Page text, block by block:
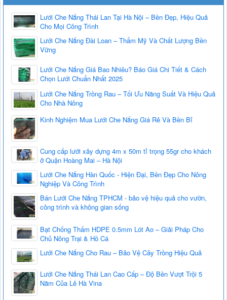
Lưới Che Nắng Thái Lan Tại Hà Nội – Bền Đẹp, Hiệu Quả
Cho Mọi Công Trình
Lưới Che Nắng Đài Loan – Thẩm Mỹ Và Chất Lượng Bền
Vững
Lưới Che Nắng Giá Bao Nhiêu? Báo Giá Chi Tiết & Cách
Chọn Lưới Chuẩn Nhất 2025
Lưới Che Nắng Trồng Rau – Tối Ưu Năng Suất Và Hiệu Quả
Cho Nhà Nông
Kinh Nghiệm Mua Lưới Che Nắng Giá Rẻ Và Bền Bỉ
Cung cấp lưới xây dựng 4m x 50m tỉ trọng 55gr cho khách
ở Quận Hoàng Mai – Hà Nội
Lưới Che Nắng Hàn Quốc - Hiện Đại, Bền Đẹp Cho Nông
Nghiệp Và Công Trình
Bán Lưới Che Nắng TPHCM - bảo vệ hiệu quả cho vườn,
công trình và không gian sống
Bạt Chống Thấm HDPE 0.5mm Lót Ao – Giải Pháp Cho
Chủ Nông Trại & Hồ Cá
Lưới Che Nắng Cho Rau – Bảo Vệ Cây Trồng Hiệu Quả
Lưới Che Nắng Thái Lan Cao Cấp – Độ Bền Vượt Trội 5
Năm Của Lê Hà Vina